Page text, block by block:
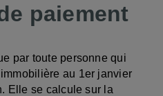
paiement
par toute personne qui
au 1er janvier
Elle se calcule sur la